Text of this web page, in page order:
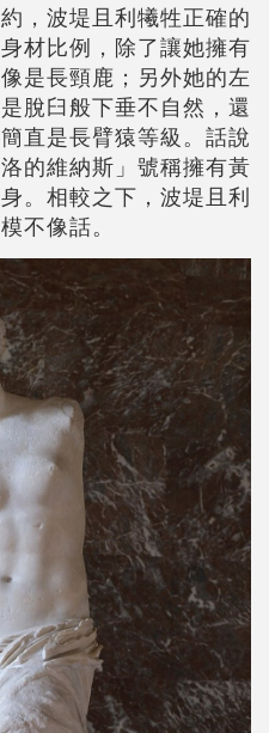
，波堤且利犧牲正確的
材比例，除了讓她擁有
是長頸鹿；另外她的左
脫臼般下垂不自然，還
直是長臂猿等級。話說
的維納斯」號稱擁有黃
。相較之下，波堤且利
不像話。